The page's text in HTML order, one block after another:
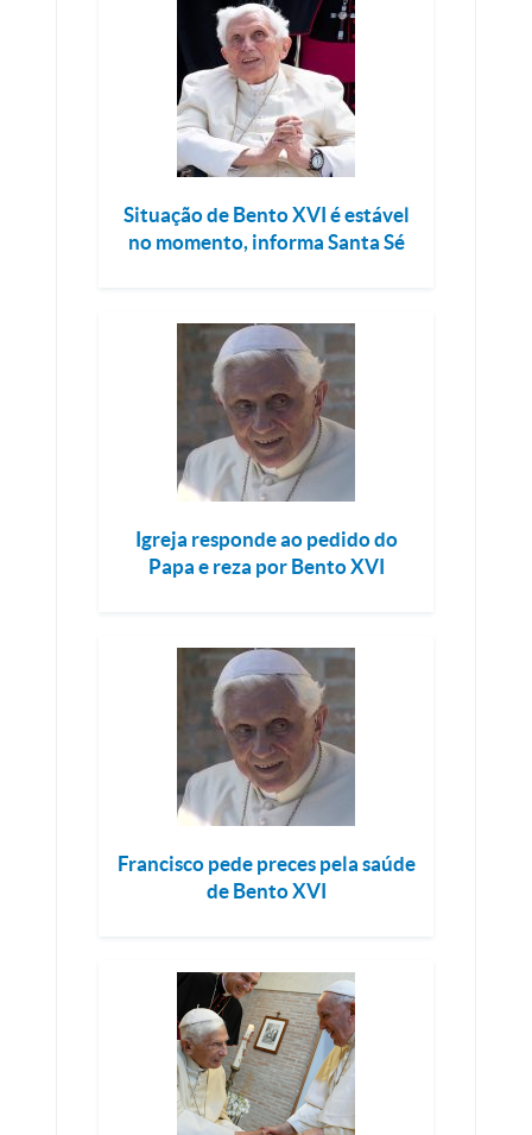
Situação de Bento XVI é estável
no momento, informa Santa Sé
Igreja responde ao pedido do
Papa e reza por Bento XVI
Francisco pede preces pela saúde
de Bento XVI